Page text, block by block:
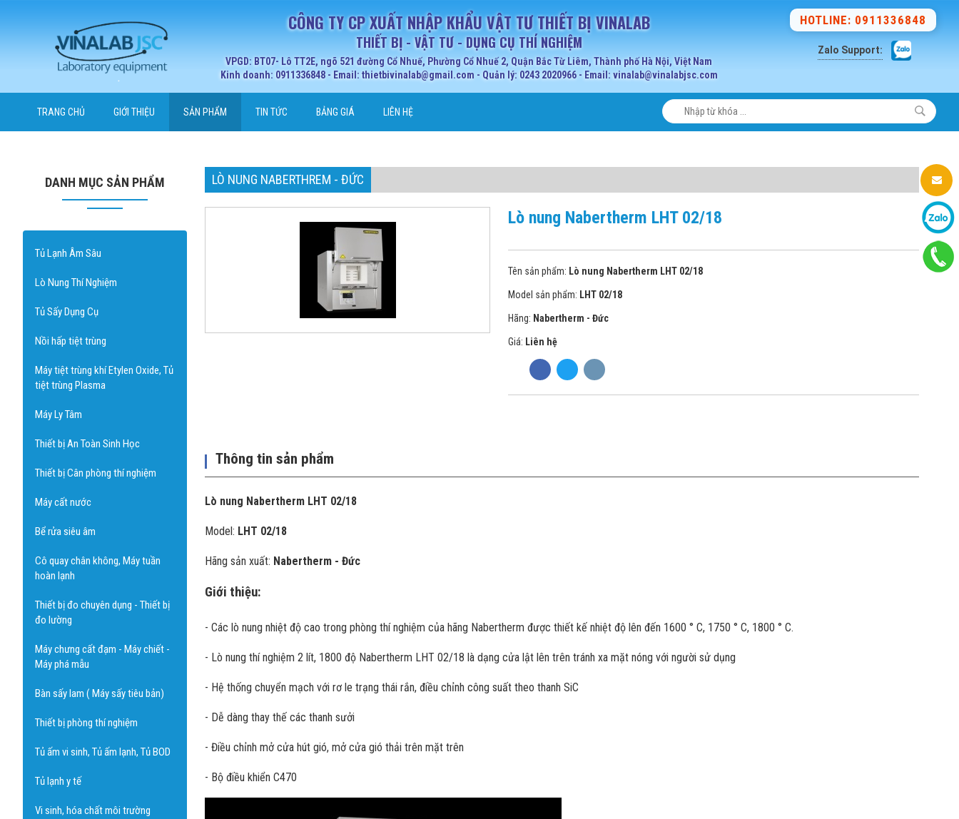
CÔNG TY CP XUẤT NHẬP KHẨU VẬT TƯ THIẾT BỊ VINALAB
THIẾT BỊ - VẬT TƯ - DỤNG CỤ THÍ NGHIỆM
VPGD: BT07- Lô TT2E, ngõ 521 đường Cổ Nhuế, Phường Cổ Nhuế 2, Quận Bắc Từ Liêm, Thành phố Hà Nội, Việt Nam
Kinh doanh: 0911336848 - Email: thietbivinalab@gmail.com - Quản lý: 0243 2020966 - Email: vinalab@vinalabjsc.com
HOTLINE: 0911336848
Zalo Support:
TRANG CHỦ GIỚI THIỆU SẢN PHẨM TIN TỨC BẢNG GIÁ LIÊN HỆ
DANH MỤC SẢN PHẨM
Tủ Lạnh Âm Sâu
Lò Nung Thí Nghiệm
Tủ Sấy Dụng Cụ
Nồi hấp tiệt trùng
Máy tiệt trùng khí Etylen Oxide, Tủ
tiệt trùng Plasma
Máy Ly Tâm
Thiết bị An Toàn Sinh Học
Thiết bị Cân phòng thí nghiệm
Máy cất nước
Bể rửa siêu âm
Cô quay chân không, Máy tuần
hoàn lạnh
Thiết bị đo chuyên dụng - Thiết bị
đo lường
Máy chưng cất đạm - Máy chiết -
Máy phá mẫu
Bàn sấy lam ( Máy sấy tiêu bản)
Thiết bị phòng thí nghiệm
Tủ ấm vi sinh, Tủ ấm lạnh, Tủ BOD
Tủ lạnh y tế
Vi sinh, hóa chất môi trường
LÒ NUNG NABERTHREM - ĐỨC
Lò nung Nabertherm LHT 02/18
Tên sản phẩm: Lò nung Nabertherm LHT 02/18
Model sản phẩm: LHT 02/18
Hãng: Nabertherm - Đức
Giá: Liên hệ
Thông tin sản phẩm
Lò nung Nabertherm LHT 02/18
Model: LHT 02/18
Hãng sản xuất: Nabertherm - Đức
Giới thiệu:
- Các lò nung nhiệt độ cao trong phòng thí nghiệm của hãng Nabertherm được thiết kế nhiệt độ lên đến 1600 ° C, 1750 ° C, 1800 ° C.
- Lò nung thí nghiệm 2 lít, 1800 độ Nabertherm LHT 02/18 là dạng cửa lật lên trên tránh xa mặt nóng với người sử dụng
- Hệ thống chuyển mạch với rơ le trạng thái rắn, điều chỉnh công suất theo thanh SiC
- Dễ dàng thay thế các thanh sưởi
- Điều chỉnh mở cửa hút gió, mở cửa gió thải trên mặt trên
- Bộ điều khiển C470